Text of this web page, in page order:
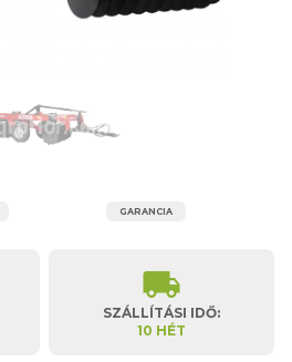
GARANCIA
local_shipping
SZÁLLÍTÁSI IDŐ:
10 HÉT